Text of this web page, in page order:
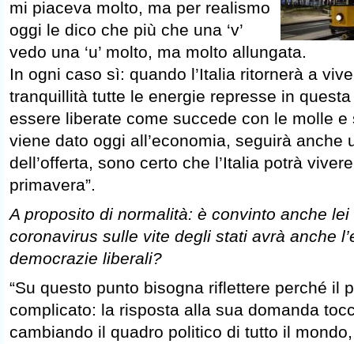
mi piaceva molto, ma per realismo
oggi le dico che più che una ‘v’
vedo una ‘u’ molto, ma molto allungata.
In ogni caso sì: quando l’Italia ritornerà a
tranquillità tutte le energie represse in
essere liberate come succede con le molle e
viene dato oggi all’economia, seguirà anche
dell’offerta, sono certo che l’Italia potrà
primavera”.
A proposito di normalità: è convinto anche lei
coronavirus sulle vite degli stati avrà anche
democrazie liberali?
“Su questo punto bisogna riflettere perché il
complicato: la risposta alla sua domanda
cambiando il quadro politico di tutto il